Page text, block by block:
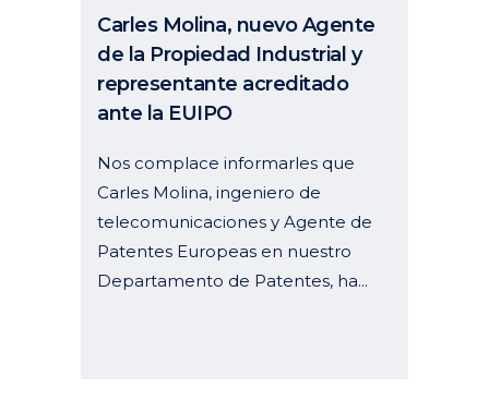
Carles Molina, nuevo Agente
de la Propiedad Industrial y
representante acreditado
ante la EUIPO
Nos complace informarles que
Carles Molina, ingeniero de
telecomunicaciones y Agente de
Patentes Europeas en nuestro
Departamento de Patentes, ha...